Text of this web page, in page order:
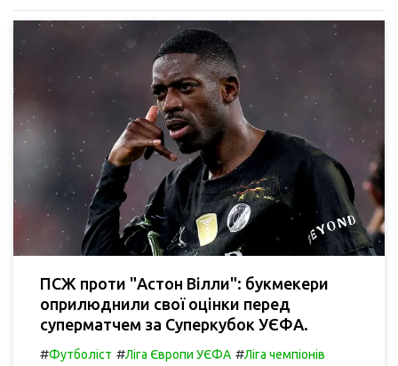
ПСЖ проти "Астон Вілли": букмекери
оприлюднили свої оцінки перед
суперматчем за Суперкубок УЄФА.
#Футболіст #Ліга Європи УЄФА #Ліга чемпіонів